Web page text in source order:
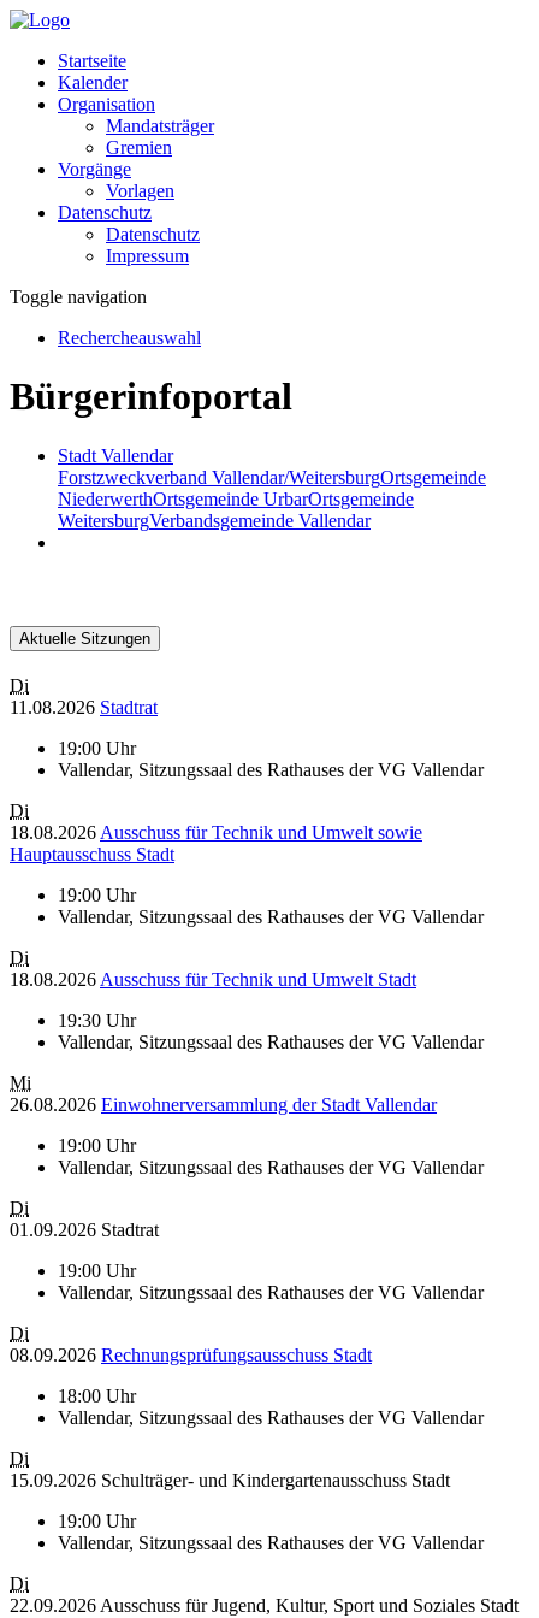
Startseite
Kalender
Organisation
Mandatsträger
Gremien
Vorgänge
Vorlagen
Datenschutz
Datenschutz
Impressum
Toggle navigation
Rechercheauswahl
Bürgerinfoportal
Stadt Vallendar
Forstzweckverband Vallendar/WeitersburgOrtsgemeinde
NiederwerthOrtsgemeinde UrbarOrtsgemeinde
WeitersburgVerbandsgemeinde Vallendar
Aktuelle Sitzungen
Di
11.08.2026 Stadtrat
19:00 Uhr
Vallendar, Sitzungssaal des Rathauses der VG Vallendar
Di
18.08.2026 Ausschuss für Technik und Umwelt sowie
Hauptausschuss Stadt
19:00 Uhr
Vallendar, Sitzungssaal des Rathauses der VG Vallendar
Di
18.08.2026 Ausschuss für Technik und Umwelt Stadt
19:30 Uhr
Vallendar, Sitzungssaal des Rathauses der VG Vallendar
Mi
26.08.2026 Einwohnerversammlung der Stadt Vallendar
19:00 Uhr
Vallendar, Sitzungssaal des Rathauses der VG Vallendar
Di
01.09.2026 Stadtrat
19:00 Uhr
Vallendar, Sitzungssaal des Rathauses der VG Vallendar
Di
08.09.2026 Rechnungsprüfungsausschuss Stadt
18:00 Uhr
Vallendar, Sitzungssaal des Rathauses der VG Vallendar
Di
15.09.2026 Schulträger- und Kindergartenausschuss Stadt
19:00 Uhr
Vallendar, Sitzungssaal des Rathauses der VG Vallendar
Di
22.09.2026 Ausschuss für Jugend, Kultur, Sport und Soziales Stadt